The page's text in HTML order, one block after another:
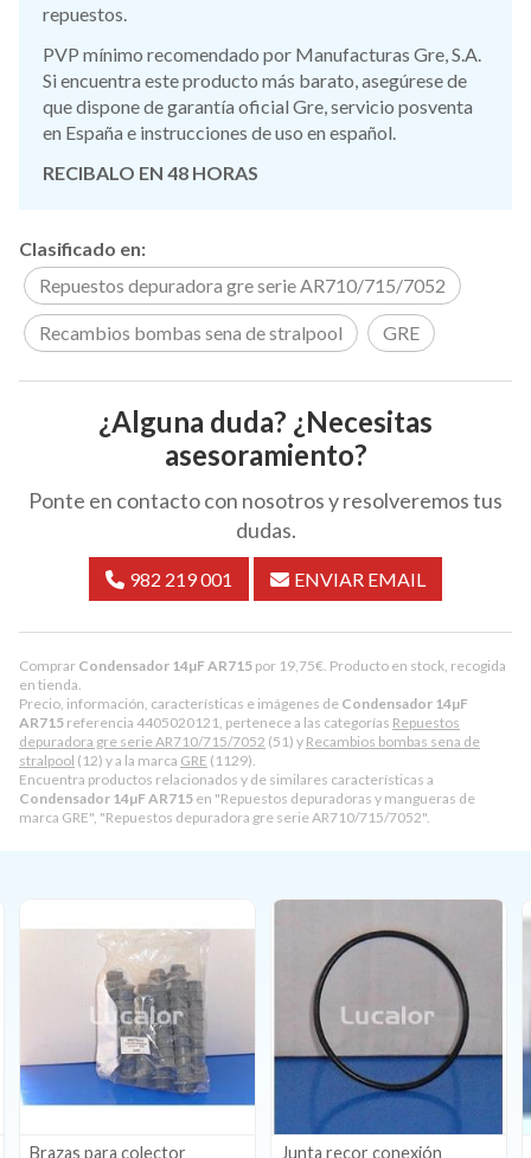
Comprar Condensador 14µF AR715 por 19,75€ . Producto en stock, recogida
en tienda.
Precio, información, características e imágenes de Condensador 14µF
AR715 referencia 4405020121, pertenece a las categorías Repuestos
depuradora gre serie AR710/715/7052 (51) y Recambios bombas sena de
stralpool (12) y a la marca GRE (1129).
Encuentra productos relacionados y de similares características a
Condensador 14µF AR715 en "Repuestos depuradoras y mangueras de
marca GRE", "Repuestos depuradora gre serie AR710/715/7052".
repuestos.
PVP mínimo recomendado por Manufacturas Gre, S.A.
Si encuentra este producto más barato, asegúrese de
que dispone de garantía oficial Gre, servicio posventa
en España e instrucciones de uso en español.
RECIBALO EN 48 HORAS
Clasificado en:
Repuestos depuradora gre serie AR710/715/7052
Recambios bombas sena de stralpool GRE
¿Alguna duda? ¿Necesitas
asesoramiento?
Ponte en contacto con nosotros y resolveremos tus
dudas.
982 219 001 ENVIAR EMAIL
Brazas para colector
Junta recor conexión